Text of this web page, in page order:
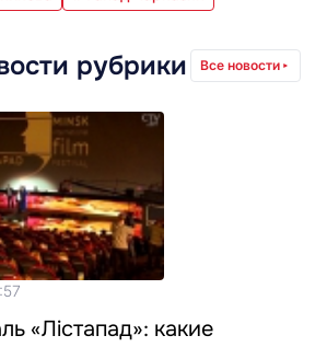
рубрики Все новости
«Лiстапад»: какие